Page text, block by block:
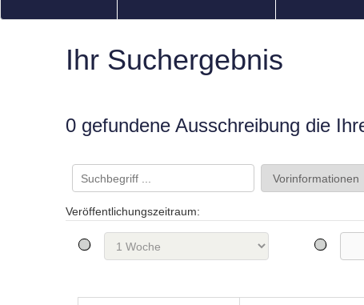
Ihr Suchergebnis
0 gefundene Ausschreibung die
Veröffentlichungszeitraum: